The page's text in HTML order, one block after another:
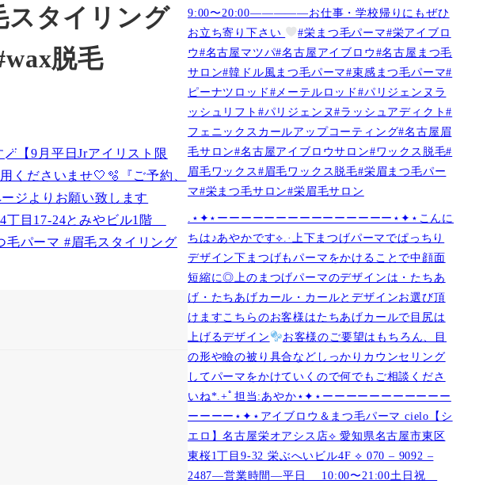
スタイリング
脱毛
9:00〜20:00—————お仕事・学校帰りにもぜひ
お立ち寄り下さい
#栄まつ毛パーマ#栄アイブロ
ウ#名古屋マツパ#名古屋アイブロウ#名古屋まつ毛
サロン#韓ドル風まつ毛パーマ#束感まつ毛パーマ#
ピーナツロッド#メーテルロッド#パリジェンヌラ
ッシュリフト#パリジェンヌ#ラッシュアディクト#
フェニックスカールアップコーティング#名古屋眉
毛サロン#名古屋アイブロウサロン#ワックス脱毛#
眉毛ワックス#眉毛ワックス脱毛#栄眉まつ毛パー
マ#栄まつ毛サロン#栄眉毛サロン
.⋆✦⋆ーーーーーーーーーーーーーーー⋆✦⋆こんに
ちは♪あやかです︎⟡.·上下まつげパーマでぱっちり
デザイン下まつげもパーマをかけることで中顔面
短縮に◎上のまつげパーマのデザインは・たちあ
げ・たちあげカール・カールとデザインお選び頂
けますこちらのお客様はたちあげカールで目尻は
上げるデザイン
お客様のご要望はもちろん、目
の形や瞼の被り具合などしっかりカウンセリング
してパーマをかけていくので何でもご相談くださ
いね︎︎︎*.+ﾟ担当:あやか⋆✦⋆ーーーーーーーーーーー
ーーーー⋆✦⋆アイブロウ＆まつ毛パーマ cielo【シ
エロ】名古屋栄オアシス店︎︎⟡ 愛知県名古屋市東区
東桜1丁目9-32 栄ぶへいビル4F ︎︎⟡ 070 – 9092 –
2487—営業時間—平日 10:00〜21:00土日祝